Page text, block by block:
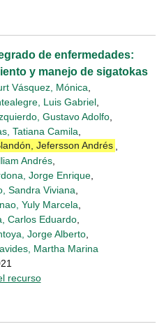
de enfermedades:
y manejo de sigatokas
Vásquez, Mónica
Luis Gabriel
Gustavo Adolfo
Tatiana Camila
Jefersson Andrés
Andrés
Jorge Enrique
Sandra Viviana
Yuly Marcela
Carlos Eduardo
Jorge Alberto
Martha Marina
recurso